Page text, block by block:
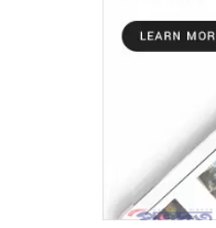
পুতুল নাচে
পাইকগাছায়
তৈরিতে
৮